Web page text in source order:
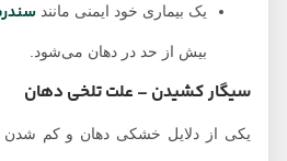
یک بیماری خود ایمنی مانند سندرم
بیش از حد در دهان می‌شود.
سیگار کشیدن – علت تلخی دهان
یکی از دلایل خشکی دهان و کم شدن